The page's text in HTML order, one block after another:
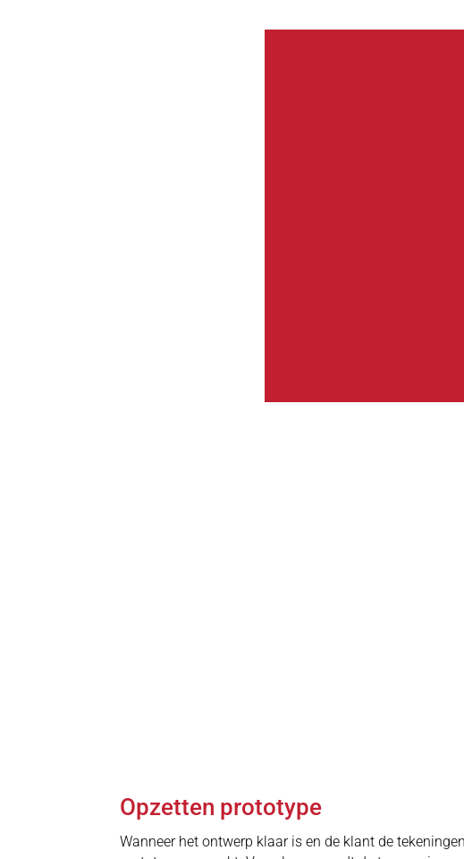
Opzetten prototype
Wanneer het ontwerp klaar is en de klant de